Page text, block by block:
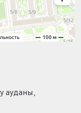
ауданы,